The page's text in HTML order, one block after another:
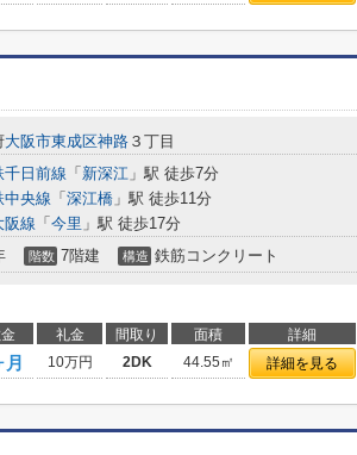
大阪市東成区神路 ３丁目
千日前線 「 新深江 」駅 徒歩7分
中央線 「 深江橋 」駅 徒歩11分
阪線 「 今里 」駅 徒歩17分
階数 7階建 構造 鉄筋コンクリート
礼金 間取り 面積 詳細
10万円 2DK 44.55㎡ 詳細を見る